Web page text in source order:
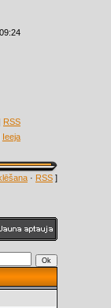
RSS
Ieeja
· RSS ]